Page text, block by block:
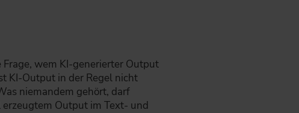
wem KI-generierter Output
KI-Output in der Regel nicht
niemandem gehört, darf
Output im Text- und